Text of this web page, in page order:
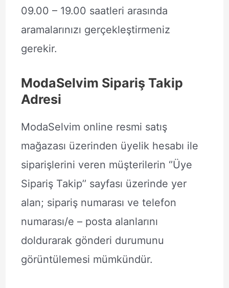
09.00 – 19.00 saatleri arasında
aramalarınızı gerçekleştirmeniz
gerekir.
ModaSelvim Sipariş Takip
Adresi
ModaSelvim online resmi satış
mağazası üzerinden üyelik hesabı ile
siparişlerini veren müşterilerin ‘’Üye
Sipariş Takip’’ sayfası üzerinde yer
alan; sipariş numarası ve telefon
numarası/e – posta alanlarını
doldurarak gönderi durumunu
görüntülemesi mümkündür.